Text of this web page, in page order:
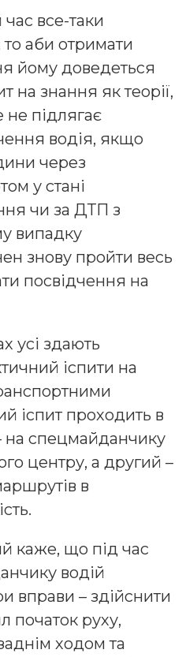
все-таки
аби отримати
йому доведеться
на знання як теорії,
не підлягає
водія, якщо
через
у стані
чи за ДТП з
випадку
знову пройти весь
посвідчення на
усі здають
іспити на
іспит проходить в
спецмайданчику
центру, а другий –
в
каже, що під час
водій
вправи – здійснити
початок руху,
ходом та